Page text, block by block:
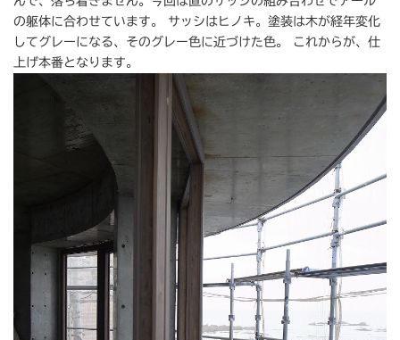
の躯体に合わせています。 サッシはヒノキ。塗装は木が経年変化
してグレーになる、そのグレー色に近づけた色。 これからが、仕
上げ本番となります。